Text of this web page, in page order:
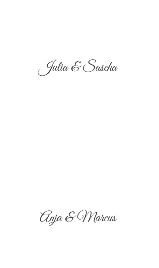
Julia & Sascha
Anja & Marcus